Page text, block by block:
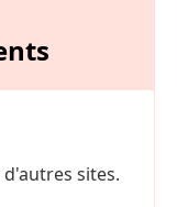
sites.